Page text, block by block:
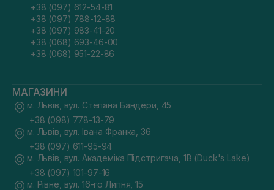
+38 (097) 612-54-81
+38 (097) 788-12-88
+38 (097) 983-41-20
+38 (068) 693-46-00
+38 (068) 951-22-86
МАГАЗИНИ
м. Львів, вул. Степана Бандери, 45
+38 (098) 778-13-79
м. Львів, вул. Івана Франка, 36
+38 (097) 611-95-94
м. Львів, вул. Академіка Підстригача, 1В (Duck's Lake)
+38 (097) 101-97-16
м. Рівне, вул. 16-го Липня, 15